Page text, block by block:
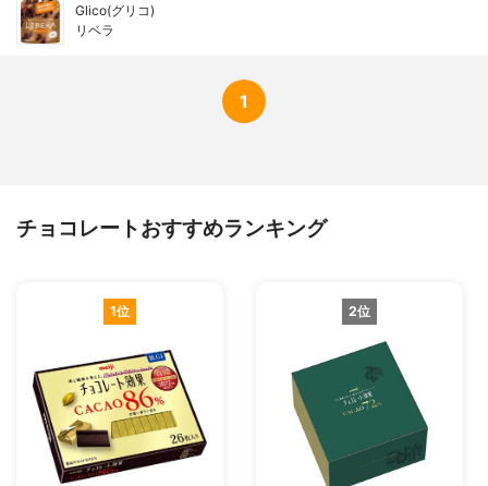
Glico(グリコ)
リベラ
1
チョコレートおすすめランキング
1位 2位